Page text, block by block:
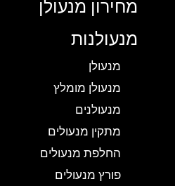
מחירון מנעולן
מנעולנות
מנעולן
מנעולן מומלץ
מנעולנים
מתקין מנעולים
החלפת מנעולים
פורץ מנעולים